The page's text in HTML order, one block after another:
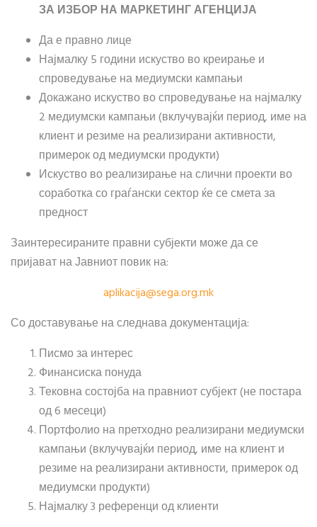
ЗА ИЗБОР НА МАРКЕТИНГ АГЕНЦИЈА
Да е правно лице
Најмалку 5 години искуство во креирање и
спроведување на медиумски кампањи
Докажано искуство во спроведување на најмалку
2 медиумски кампањи (вклучувајќи период, име на
клиент и резиме на реализирани активности,
примерок од медиумски продукти)
Искуство во реализирање на слични проекти во
соработка со граѓански сектор ќе се смета за
предност
Заинтересираните правни субјекти може да се
пријават на Јавниот повик на:
aplikacija​@​sega.org.mk
Со доставување на следнава документација:
Писмо за интерес
Финансиска понуда
Тековна состојба на правниот субјект (не постара
од 6 месеци)
Портфолио на претходно реализирани медиумски
кампањи (вклучувајќи период, име на клиент и
резиме на реализирани активности, примерок од
медиумски продукти)
Најмалку 3 референци од клиенти